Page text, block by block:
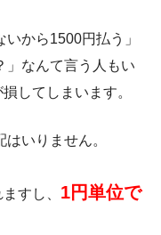
から1500円払う」
」なんて言う人もい
してしまいます。
いりません。
すし、 1円単位で